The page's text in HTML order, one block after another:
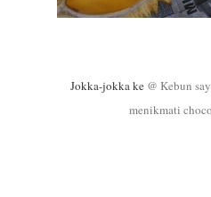
Jokka-jokka ke @ Kebun
menikmati